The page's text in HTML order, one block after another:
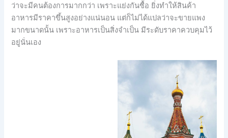
ว่าจะมีคนต้องการมากกว่า เพราะแย่งกันซื้อ ยิ่งทำให้สินค้า
อาหารมีราคาขึ้นสูงอย่างแน่นอน แต่ก็ไม่ได้แปลว่าจะขายแพง
มากขนาดนั้น เพราะอาหารเป็นสิ่งจำเป็น มีระดับราคาควบคุมไว้
อยู่นั่นเอง